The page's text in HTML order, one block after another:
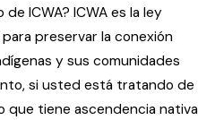
ICWA? ICWA es la ley
preservar la conexión
y sus comunidades
si usted está tratando de
que tiene ascendencia nativa